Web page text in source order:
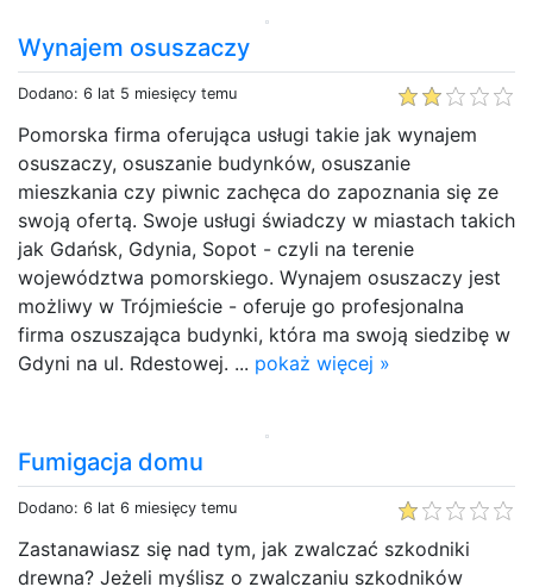
Wynajem osuszaczy
Dodano: 6 lat 5 miesięcy temu
Pomorska firma oferująca usługi takie jak wynajem
osuszaczy, osuszanie budynków, osuszanie
mieszkania czy piwnic zachęca do zapoznania się ze
swoją ofertą. Swoje usługi świadczy w miastach takich
jak Gdańsk, Gdynia, Sopot - czyli na terenie
województwa pomorskiego. Wynajem osuszaczy jest
możliwy w Trójmieście - oferuje go profesjonalna
firma oszuszająca budynki, która ma swoją siedzibę w
Gdyni na ul. Rdestowej. ... pokaż więcej »
Fumigacja domu
Dodano: 6 lat 6 miesięcy temu
Zastanawiasz się nad tym, jak zwalczać szkodniki
drewna? Jeżeli myślisz o zwalczaniu szkodników